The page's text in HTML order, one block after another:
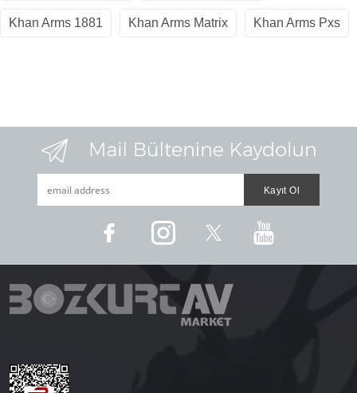
Khan Arms 1881 Khan Arms Matrix Khan Arms Pxs